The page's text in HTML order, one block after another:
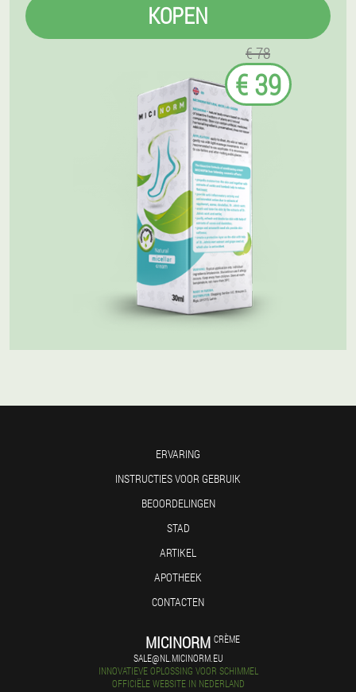
KOPEN
€ 78
€ 39
ERVARING
INSTRUCTIES VOOR GEBRUIK
BEOORDELINGEN
STAD
ARTIKEL
APOTHEEK
CONTACTEN
MICINORM CRÈME
SALE@NL.MICINORM.EU
INNOVATIEVE OPLOSSING VOOR SCHIMMEL
OFFICIËLE WEBSITE IN NEDERLAND